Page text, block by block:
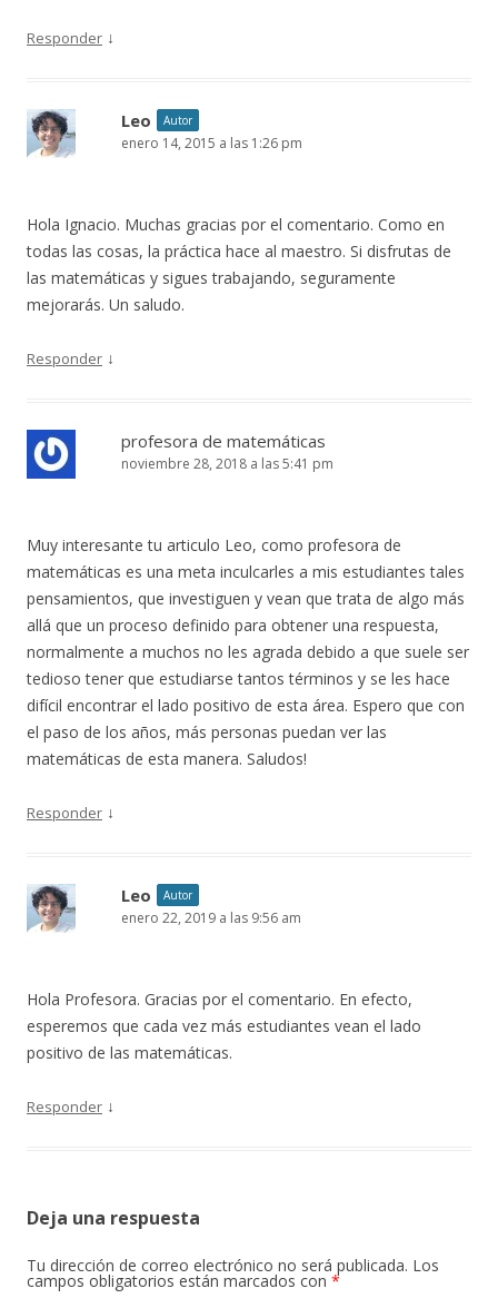
Responder ↓
Leo Autor
enero 14, 2015 a las 1:26 pm
Hola Ignacio. Muchas gracias por el comentario. Como en
todas las cosas, la práctica hace al maestro. Si disfrutas de
las matemáticas y sigues trabajando, seguramente
mejorarás. Un saludo.
Responder ↓
profesora de matemáticas
noviembre 28, 2018 a las 5:41 pm
Muy interesante tu articulo Leo, como profesora de
matemáticas es una meta inculcarles a mis estudiantes tales
pensamientos, que investiguen y vean que trata de algo más
allá que un proceso definido para obtener una respuesta,
normalmente a muchos no les agrada debido a que suele ser
tedioso tener que estudiarse tantos términos y se les hace
difícil encontrar el lado positivo de esta área. Espero que con
el paso de los años, más personas puedan ver las
matemáticas de esta manera. Saludos!
Responder ↓
Leo Autor
enero 22, 2019 a las 9:56 am
Hola Profesora. Gracias por el comentario. En efecto,
esperemos que cada vez más estudiantes vean el lado
positivo de las matemáticas.
Responder ↓
Deja una respuesta
Tu dirección de correo electrónico no será publicada. Los
campos obligatorios están marcados con *